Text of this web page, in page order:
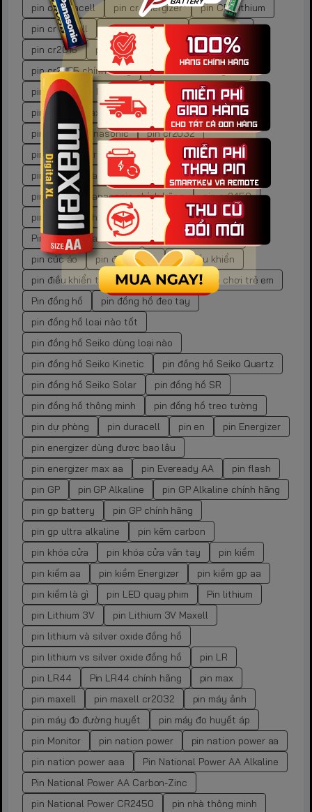
pin cr duracell pin cr energizer
pin CR Lithium
pin cr maxell
pin cr panasonic
pin cr1632
pin cr2016
pin cr2023
Pin CR2025
pin cr2025 chính hãng
pin cr2025 energizer
pin cr2025 gp battery
pin cr2025 lithium
pin cr2025 maxell
pin cr2025 nation power
pin cr2025 panasonic
pin cr2032
pin cr2032 duracell
pin cr2032 maxell
pin CR2032 Panasonic
pin CR2032 Panasonic chính hãng
pin cr2450
pin CR2450 chính hãng
pin CR2450 Maxell
Pin CR2450 Panasonic
pin cửa thông minh
pin cúc áo
pin điện thoại
pin điều khiển
pin điều khiển tivi
pin đồ chơi
pin đồ chơi trẻ em
Pin đồng hồ
pin đồng hồ đeo tay
pin đồng hồ loại nào tốt
pin đồng hồ Seiko dùng loại nào
pin đồng hồ Seiko Kinetic
pin đồng hồ Seiko Quartz
pin đồng hồ Seiko Solar
pin đồng hồ SR
pin đồng hồ thông minh
pin đồng hồ treo tường
pin dự phòng
pin duracell pin en
pin Energizer
pin energizer dùng được bao lâu
pin energizer max aa
pin Eveready AA
pin flash
pin GP
pin GP Alkaline
pin GP Alkaline chính hãng
pin gp battery
pin GP chính hãng
pin gp ultra alkaline
pin kẽm carbon
pin khóa cửa
pin khóa cửa vân tay
pin kiềm
pin kiềm aa
pin kiềm Energizer
pin kiềm gp aa
pin kiềm là gì
pin LED quay phim
Pin lithium
pin Lithium 3V
pin Lithium 3V Maxell
pin lithium và silver oxide đồng hồ
pin lithium vs silver oxide đồng hồ
pin LR
pin LR44
Pin LR44 chính hãng
pin max
pin maxell
pin maxell cr2032
pin máy ảnh
pin máy đo đường huyết
pin máy đo huyết áp
pin Monitor
pin nation power
pin nation power aa
pin nation power aaa
Pin National Power AA Alkaline
Pin National Power AA Carbon-Zinc
pin National Power CR2450
pin nhà thông minh